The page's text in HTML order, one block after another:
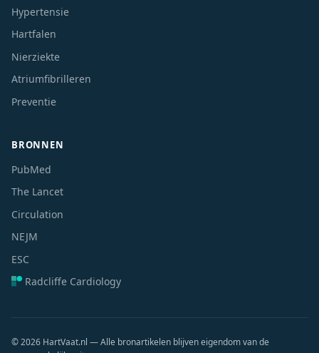
Hypertensie
Hartfalen
Nierziekte
Atriumfibrilleren
Preventie
BRONNEN
PubMed
The Lancet
Circulation
NEJM
ESC
Radcliffe Cardiology
© 2026 HartVaat.nl — Alle bronartikelen blijven eigendom van de